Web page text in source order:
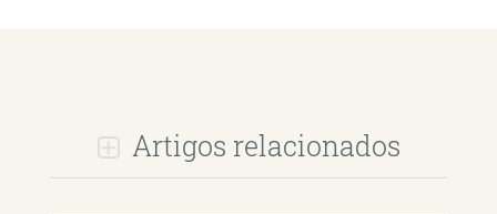
Artigos relacionados